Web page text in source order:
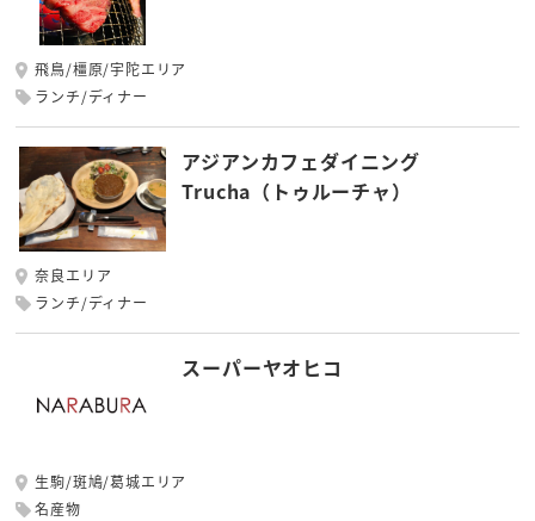
飛鳥/橿原/宇陀エリア
ランチ/ディナー
アジアンカフェダイニング
Trucha（トゥルーチャ）
奈良エリア
ランチ/ディナー
スーパーヤオヒコ
生駒/斑鳩/葛城エリア
名産物